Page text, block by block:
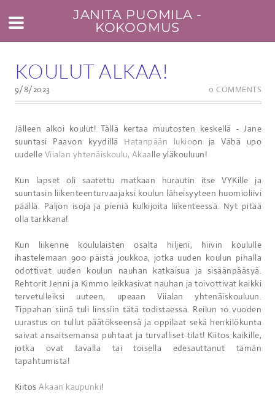
JANITA PUOMILA -
KOKOOMUS
KOULUT ALKAA!
9/8/2023 0 COMMENTS
Jälleen alkoi koulut! Tällä kertaa muutosten keskellä - Jane
suuntasi Paavon kyydillä Hatanpään lukioon ja Väbä upo
uudelle Viialan yhtenäiskoulu, Akaalle yläkouluun!
Kun lapset oli saatettu matkaan hurautin itse VYKille ja
suuntasin liikenteenturvaajaksi koulun läheisyyteen huomioliivi
päällä. Paljon isoja ja pieniä kulkijoita liikenteessä. Nyt pitää
olla tarkkana!
Kun liikenne koululaisten osalta hiljeni, hiivin koululle
ihastelemaan 900 päistä joukkoa, jotka uuden koulun pihalla
odottivat uuden koulun nauhan katkaisua ja sisäänpääsyä.
Rehtorit Jenni ja Kimmo leikkasivat nauhan ja toivottivat kaikki
tervetulleiksi uuteen, upeaan Viialan yhtenäiskouluun.
Tippahan siinä tuli linssiin tätä todistaessa. Reilun 10 vuoden
uurastus on tullut päätökseensä ja oppilaat sekä henkilökunta
saivat ansaitsemansa puhtaat ja turvalliset tilat! Kiitos kaikille,
jotka ovat tavalla tai toisella edesauttanut tämän
tapahtumista!
KiitosAkaan kaupunki!